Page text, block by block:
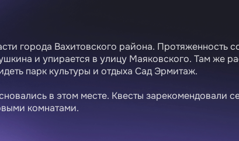
города Вахитовского района. Протяженность
и упирается в улицу Маяковского. Там же
парк культуры и отдыха Сад Эрмитаж.
в этом месте. Квесты зарекомендовали
комнатами.